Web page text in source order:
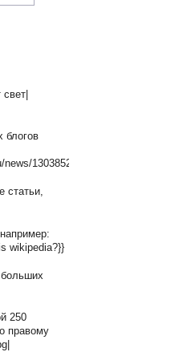
блогов
1303852.html}}
статьи,
, например:
wikipedia?}}
250
правому